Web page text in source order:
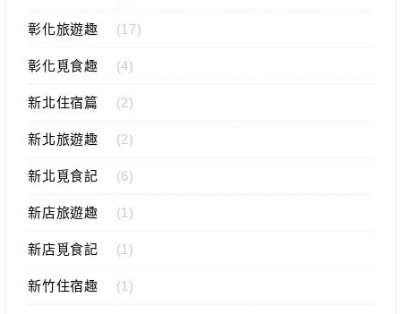
彰化旅遊趣 (17)
彰化覓食趣 (4)
新北住宿篇 (2)
新北旅遊趣 (2)
新北覓食記 (6)
新店旅遊趣 (1)
新店覓食記 (1)
新竹住宿趣 (1)